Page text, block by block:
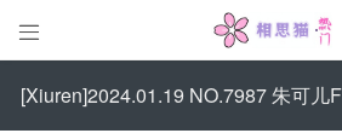

[Xiuren]2024.01.19 NO.7987 朱可儿